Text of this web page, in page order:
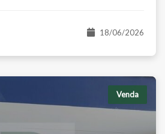
18/06/2026
Venda